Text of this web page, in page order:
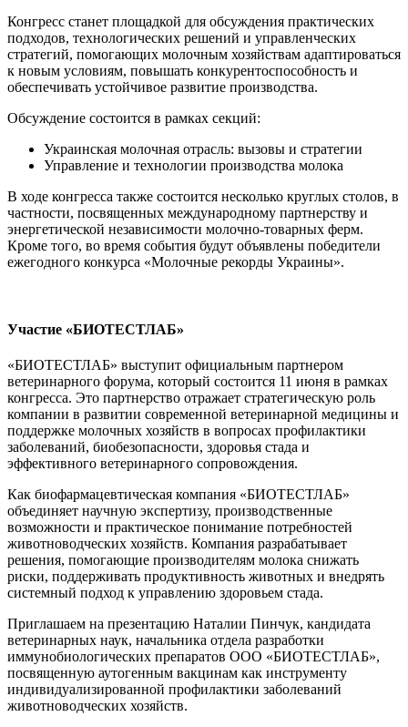
Конгресс станет площадкой для обсуждения практических
подходов, технологических решений и управленческих
стратегий, помогающих молочным хозяйствам адаптироваться
к новым условиям, повышать конкурентоспособность и
обеспечивать устойчивое развитие производства.
Обсуждение состоится в рамках секций:
Украинская молочная отрасль: вызовы и стратегии
Управление и технологии производства молока
В ходе конгресса также состоится несколько круглых столов, в
частности, посвященных международному партнерству и
энергетической независимости молочно-товарных ферм.
Кроме того, во время события будут объявлены победители
ежегодного конкурса «Молочные рекорды Украины».
Участие «БИОТЕСТЛАБ»
«БИОТЕСТЛАБ» выступит официальным партнером
ветеринарного форума, который состоится 11 июня в рамках
конгресса. Это партнерство отражает стратегическую роль
компании в развитии современной ветеринарной медицины и
поддержке молочных хозяйств в вопросах профилактики
заболеваний, биобезопасности, здоровья стада и
эффективного ветеринарного сопровождения.
Как биофармацевтическая компания «БИОТЕСТЛАБ»
объединяет научную экспертизу, производственные
возможности и практическое понимание потребностей
животноводческих хозяйств. Компания разрабатывает
решения, помогающие производителям молока снижать
риски, поддерживать продуктивность животных и внедрять
системный подход к управлению здоровьем стада.
Приглашаем на презентацию Наталии Пинчук, кандидата
ветеринарных наук, начальника отдела разработки
иммунобиологических препаратов ООО «БИОТЕСТЛАБ»,
посвященную аутогенным вакцинам как инструменту
индивидуализированной профилактики заболеваний
животноводческих хозяйств.